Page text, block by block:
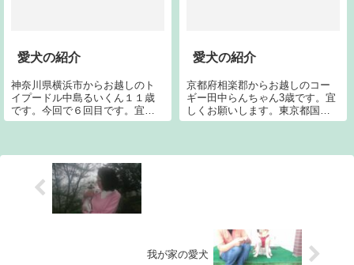
愛犬の紹介
神奈川県横浜市からお越しのト
イプードル中島るいくん１１歳
です。今回で６回目です。宜し
くお願いします。愛知県小牧市
３回目です。宜しくお願いしま
す。和歌山県和歌山市からお越
しのシェルティ倉...
愛犬の紹介
京都府相楽郡からお越しのコー
ギー田中らんちゃん3歳です。宜
しくお願いします。東京都国分
寺市からお越しのＧ・レトリバ
我が家の愛犬